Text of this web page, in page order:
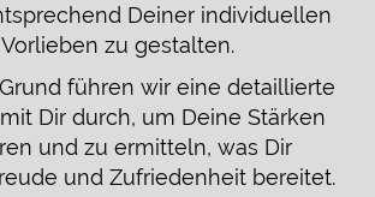
Deiner individuellen
zu gestalten.
führen wir eine detaillierte
Dir durch, um Deine Stärken
und zu ermitteln, was Dir
und Zufriedenheit bereitet.